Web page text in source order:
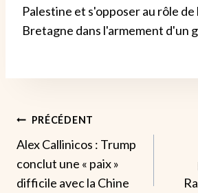
Palestine et s'opposer au rôle de
Bretagne dans l'armement d'un
Navigation
De
L’article
PRÉCÉDENT
Alex Callinicos : Trump
conclut une « paix »
difficile avec la Chine